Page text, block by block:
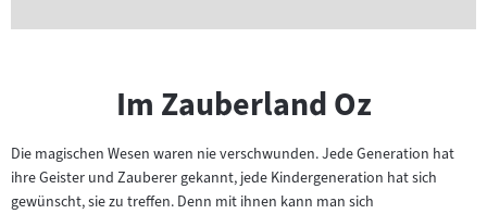
Im Zauberland Oz
Die magischen Wesen waren nie verschwunden. Jede Generation hat
ihre Geister und Zauberer gekannt, jede Kindergeneration hat sich
gewünscht, sie zu treffen. Denn mit ihnen kann man sich